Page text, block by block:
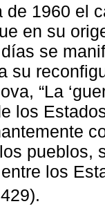
de 1960 el
en su
se
su
“La
los
pueblos,
los